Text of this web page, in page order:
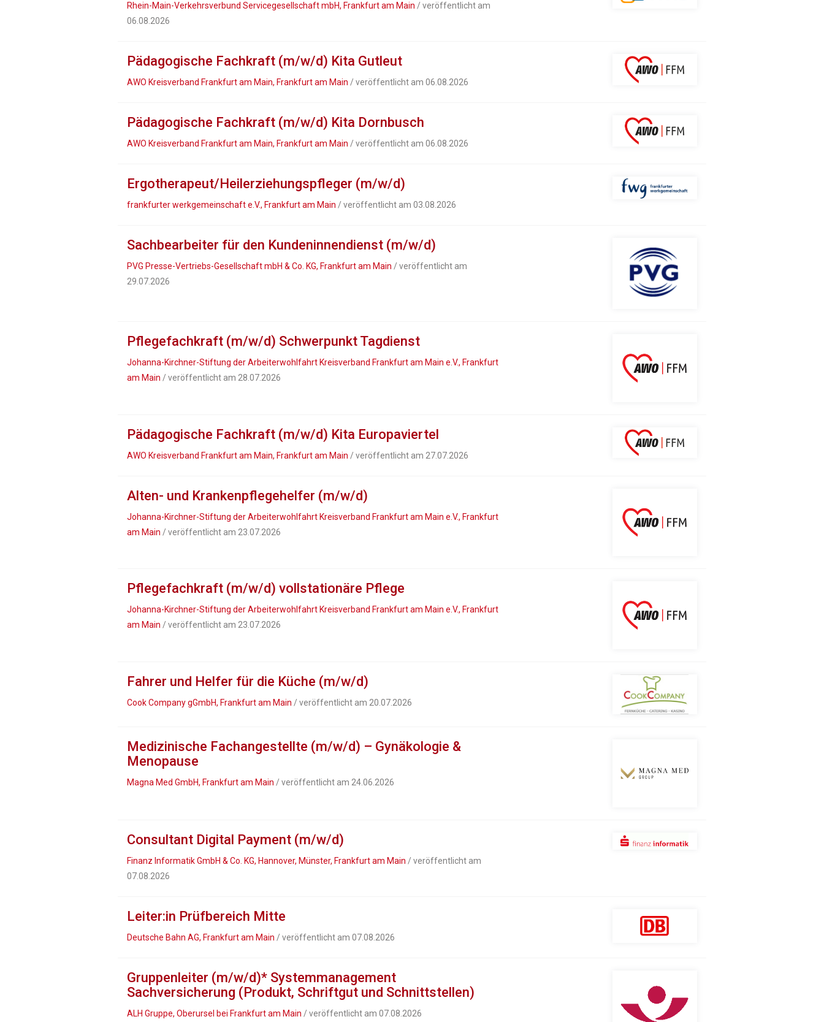
Rhein-Main-Verkehrsverbund Servicegesellschaft mbH, Frankfurt am Main / veröffentlicht am
06.08.2026
Pädagogische Fachkraft (m/w/d) Kita Gutleut
AWO Kreisverband Frankfurt am Main, Frankfurt am Main / veröffentlicht am 06.08.2026
Pädagogische Fachkraft (m/w/d) Kita Dornbusch
AWO Kreisverband Frankfurt am Main, Frankfurt am Main / veröffentlicht am 06.08.2026
Ergotherapeut/Heilerziehungspfleger (m/w/d)
frankfurter werkgemeinschaft e.V., Frankfurt am Main / veröffentlicht am 03.08.2026
Sachbearbeiter für den Kundeninnendienst (m/w/d)
PVG Presse-Vertriebs-Gesellschaft mbH & Co. KG, Frankfurt am Main / veröffentlicht am
29.07.2026
Pflegefachkraft (m/w/d) Schwerpunkt Tagdienst
Johanna-Kirchner-Stiftung der Arbeiterwohlfahrt Kreisverband Frankfurt am Main e.V., Frankfurt
am Main / veröffentlicht am 28.07.2026
Pädagogische Fachkraft (m/w/d) Kita Europaviertel
AWO Kreisverband Frankfurt am Main, Frankfurt am Main / veröffentlicht am 27.07.2026
Alten- und Krankenpflegehelfer (m/w/d)
Johanna-Kirchner-Stiftung der Arbeiterwohlfahrt Kreisverband Frankfurt am Main e.V., Frankfurt
am Main / veröffentlicht am 23.07.2026
Pflegefachkraft (m/w/d) vollstationäre Pflege
Johanna-Kirchner-Stiftung der Arbeiterwohlfahrt Kreisverband Frankfurt am Main e.V., Frankfurt
am Main / veröffentlicht am 23.07.2026
Fahrer und Helfer für die Küche (m/w/d)
Cook Company gGmbH, Frankfurt am Main / veröffentlicht am 20.07.2026
Medizinische Fachangestellte (m/w/d) – Gynäkologie &
Menopause
Magna Med GmbH, Frankfurt am Main / veröffentlicht am 24.06.2026
Consultant Digital Payment (m/w/d)
Finanz Informatik GmbH & Co. KG, Hannover, Münster, Frankfurt am Main / veröffentlicht am
07.08.2026
Leiter:in Prüfbereich Mitte
Deutsche Bahn AG, Frankfurt am Main / veröffentlicht am 07.08.2026
Gruppenleiter (m/w/d)* Systemmanagement
Sachversicherung (Produkt, Schriftgut und Schnittstellen)
ALH Gruppe, Oberursel bei Frankfurt am Main / veröffentlicht am 07.08.2026